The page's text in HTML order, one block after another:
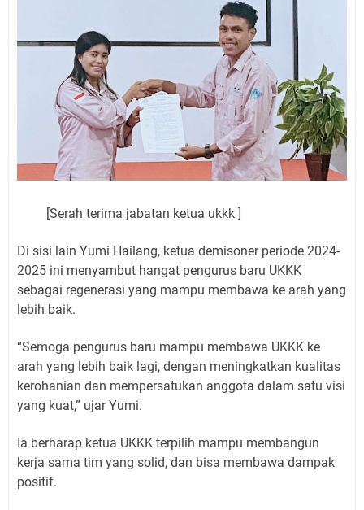
[Serah terima jabatan ketua ukkk ]
Di sisi lain Yumi Hailang, ketua demisoner periode 2024-
2025 ini menyambut hangat pengurus baru UKKK
sebagai regenerasi yang mampu membawa ke arah yang
lebih baik.
“Semoga pengurus baru mampu membawa UKKK ke
arah yang lebih baik lagi, dengan meningkatkan kualitas
kerohanian dan mempersatukan anggota dalam satu visi
yang kuat,” ujar Yumi.
Ia berharap ketua UKKK terpilih mampu membangun
kerja sama tim yang solid, dan bisa membawa dampak
positif.